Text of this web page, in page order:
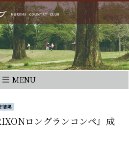
MENU
結果
ロングランコンペ』成